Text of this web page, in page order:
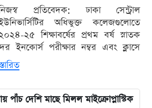
প্রতিবেদক: ঢাকা সেন্ট্রাল
অধিভুক্ত কলেজগুলোতে
২৫ শিক্ষাবর্ষের প্রথম বর্ষ স্নাতক
ইনকোর্স পরীক্ষার নম্বর এবং ক্লাসে
পাঁচ দেশি মাছে মিলল মাইক্রোপ্লাস্টিক